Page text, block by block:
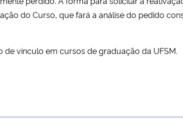
do Curso, que fará a análise do pedido
de vínculo em cursos de graduação da UFSM.